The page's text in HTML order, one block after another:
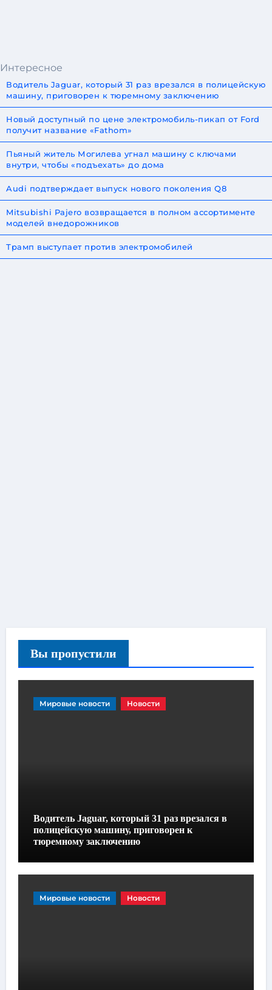
Интересное
Водитель Jaguar, который 31 раз врезался в полицейскую
машину, приговорен к тюремному заключению
Новый доступный по цене электромобиль-пикап от Ford
получит название «Fathom»
Пьяный житель Могилева угнал машину с ключами
внутри, чтобы «подъехать» до дома
Audi подтверждает выпуск нового поколения Q8
Mitsubishi Pajero возвращается в полном ассортименте
моделей внедорожников
Трамп выступает против электромобилей
Вы пропустили
Мировые новости Новости
Водитель Jaguar, который 31 раз врезался в
полицейскую машину, приговорен к
тюремному заключению
Мировые новости Новости